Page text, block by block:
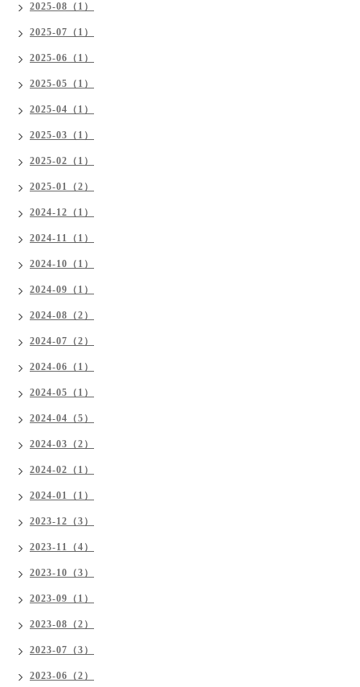
2025-08（1）
2025-07（1）
2025-06（1）
2025-05（1）
2025-04（1）
2025-03（1）
2025-02（1）
2025-01（2）
2024-12（1）
2024-11（1）
2024-10（1）
2024-09（1）
2024-08（2）
2024-07（2）
2024-06（1）
2024-05（1）
2024-04（5）
2024-03（2）
2024-02（1）
2024-01（1）
2023-12（3）
2023-11（4）
2023-10（3）
2023-09（1）
2023-08（2）
2023-07（3）
2023-06（2）